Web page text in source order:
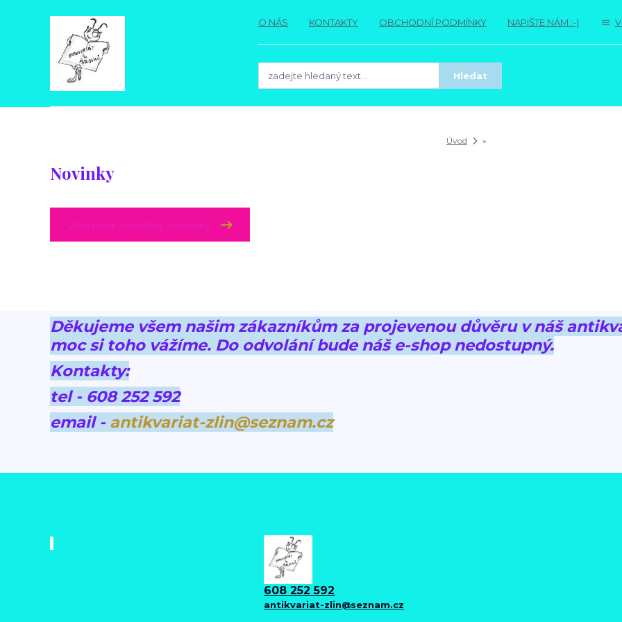
O NÁS KONTAKTY OBCHODNÍ PODMÍNKY NAPIŠTE NÁM :-)
Hledat
Úvod »
Novinky
Děkujeme všem našim zákazníkům za projevenou důvěru v náš
moc si toho vážíme. Do odvolání bude náš e-shop nedostupný.
Kontakty:
tel - 608 252 592
email - antikvariat-zlin@seznam.cz
608 252 592
antikvariat-zlin@seznam.cz